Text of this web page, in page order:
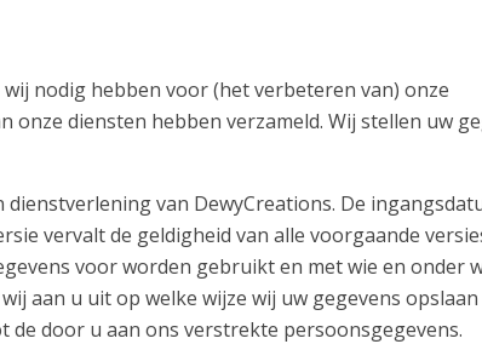
nodig hebben voor (het verbeteren van) onze
diensten hebben verzameld. Wij stellen uw
van DewyCreations. De
vervalt de geldigheid van alle voorgaande
voor worden gebruikt en met wie en onder
aan u uit op welke wijze wij uw gegevens
door u aan ons verstrekte persoonsgegevens.